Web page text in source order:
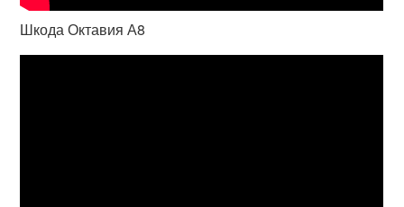
Шкода Октавия А8